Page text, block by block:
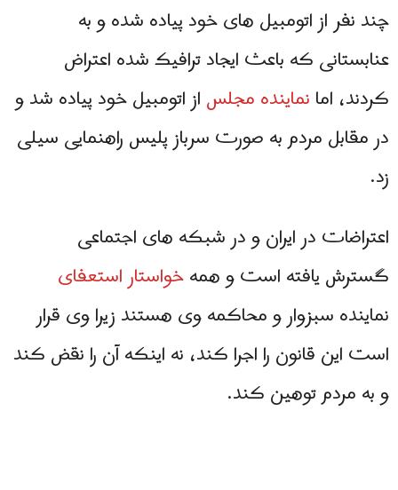
چند نفر از اتومبیل های خود پیاده شده و به
عنابستانی که باعث ایجاد ترافیک شده اعتراض
کردند، امانماینده مجلساز اتومبیل خود پیاده شد و
در مقابل مردم به صورت سرباز پلیس راهنمایی سیلی
زد.
اعتراضات در ایران و در شبکه های اجتماعی
گسترش یافته است و همهخواستار استعفای
نماینده سبزوار و محاکمه وی هستند زیرا وی قرار
است این قانون را اجرا کند، نه اینکه آن را نقض کند
و به مردم توهین کند.